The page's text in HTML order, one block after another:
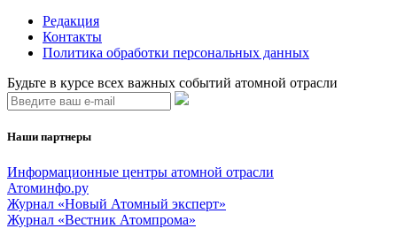
Редакция
Контакты
Политика обработки персональных данных
Будьте в курсе всех важных событий атомной отрасли
Наши партнеры
Информационные центры атомной отрасли
Атоминфо.ру
Журнал «Новый Атомный эксперт»
Журнал «Вестник Атомпрома»